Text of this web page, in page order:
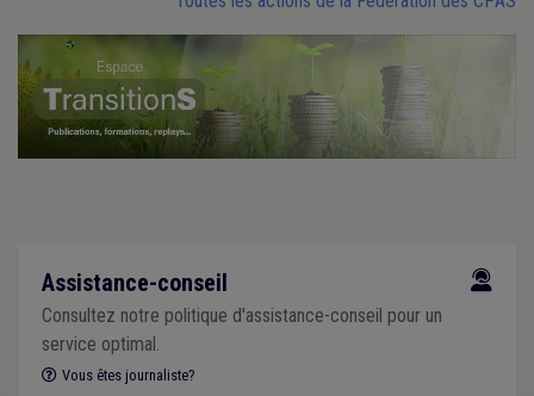
Assistance-conseil
Consultez notre politique d'assistance-conseil pour un
service optimal.
Vous êtes journaliste?